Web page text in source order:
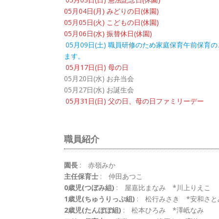
05月04日(月) みどりの日(休園)
05月05日(火) こどもの日(休園)
05月06日(水) 振替休日(休園)
05月09日(土) 職員研修のため家庭保育午前保育
ます。
05月17日(日) 母の日
05月20日(水) お弁当会
05月27日(水) お誕生会
05月31日(日) 父の日、母の日ファミリーデー
職員紹介
園長 : 赤嶺みか
主任保育士 : 仲田あつこ
0歳児(つぼみ組) : 屋嘉比まなみ *川上りえこ
1歳児(ちゅうりっぷ組) : 松行みさき *安和さと
2歳児(たんぽぽ組) : 松本ひろみ *澤岻なみ